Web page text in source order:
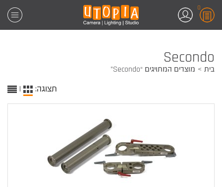
0
Secondo
בית מוצרים המתויגים “Secondo”
תצוגה: |